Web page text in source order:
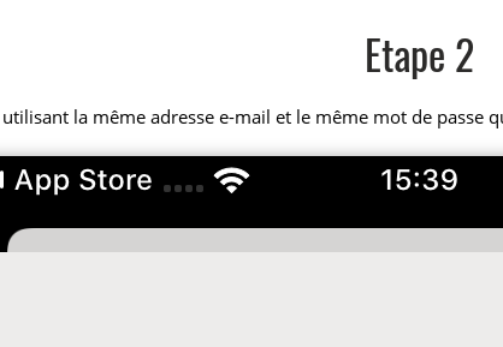
Etape 2
la même adresse e-mail et le même mot de passe